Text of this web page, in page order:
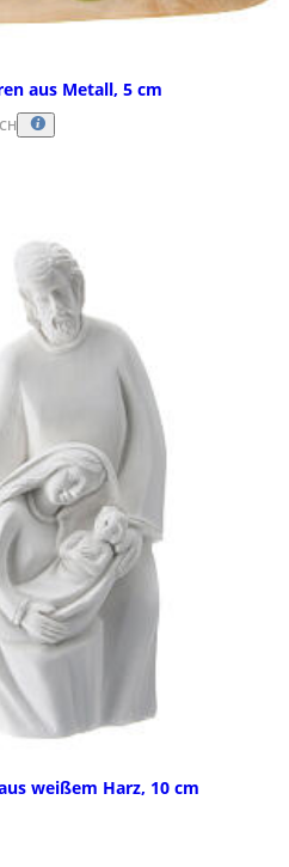
aus Metall, 5 cm
weißem Harz, 10 cm